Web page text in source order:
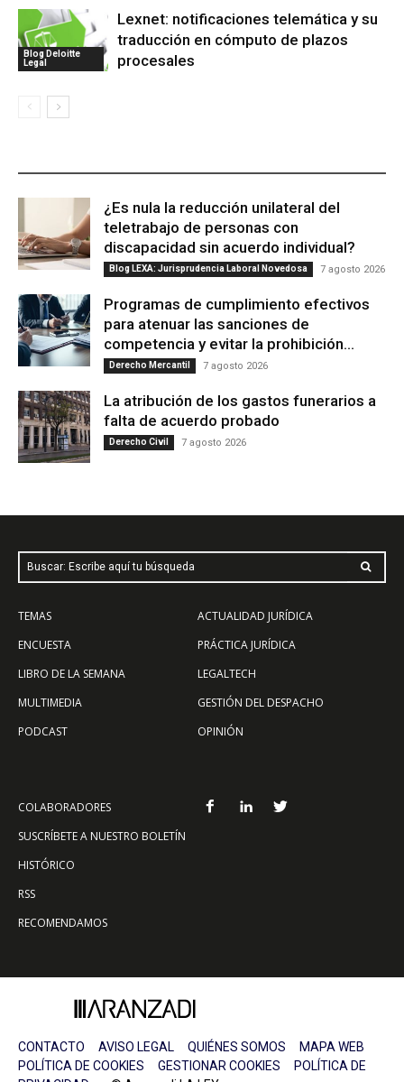
Blog Deloitte
Legal
Lexnet: notificaciones telemática y su
traducción en cómputo de plazos
procesales
¿Es nula la reducción unilateral del
teletrabajo de personas con
discapacidad sin acuerdo individual?
Blog LEXA: Jurisprudencia Laboral Novedosa 7 agosto 2026
Programas de cumplimiento efectivos
para atenuar las sanciones de
competencia y evitar la prohibición...
Derecho Mercantil 7 agosto 2026
La atribución de los gastos funerarios a
falta de acuerdo probado
Derecho Civil 7 agosto 2026
Buscar: Escribe aquí tu búsqueda
TEMAS
ENCUESTA
LIBRO DE LA SEMANA
MULTIMEDIA
PODCAST
ACTUALIDAD JURÍDICA
PRÁCTICA JURÍDICA
LEGALTECH
GESTIÓN DEL DESPACHO
OPINIÓN
COLABORADORES
SUSCRÍBETE A NUESTRO BOLETÍN
HISTÓRICO
RSS
RECOMENDAMOS
CONTACTO AVISO LEGAL QUIÉNES SOMOS
MAPA WEB
POLÍTICA DE COOKIES
GESTIONAR COOKIES
POLÍTICA DE